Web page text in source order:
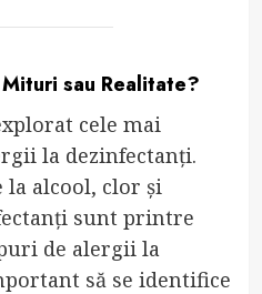
sau Realitate?
cele mai
la dezinfectanți.
la alcool, clor și
sunt printre
de alergii la
să se identifice